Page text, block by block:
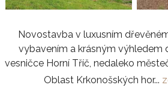
Novostavba v luxusním
vybavením a krásným výhledem
vesničce Horní Tříč, nedaleko
Oblast Krkonošských hor...